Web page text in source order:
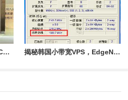
ManSora震撼推出沪韩IPLC专线NAT VPS！限时限量，速来抢购 揭秘韩国小带宽VPS，EdgeNat与LG机房的不解之缘